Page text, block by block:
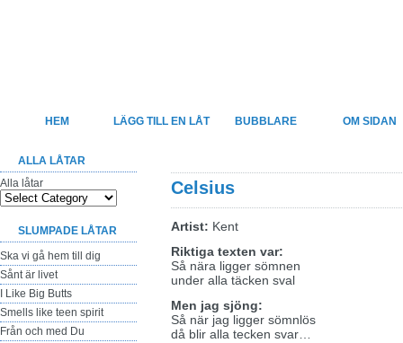
HEM LÄGG TILL EN LÅT BUBBLARE OM SIDAN
ALLA LÅTAR
Alla låtar
SLUMPADE LÅTAR
Ska vi gå hem till dig
Sånt är livet
I Like Big Butts
Smells like teen spirit
Från och med Du
Celsius
Artist: Kent
Riktiga texten var:
Så nära ligger sömnen
under alla täcken sval
Men jag sjöng:
Så när jag ligger sömnlös
då blir alla tecken svar…